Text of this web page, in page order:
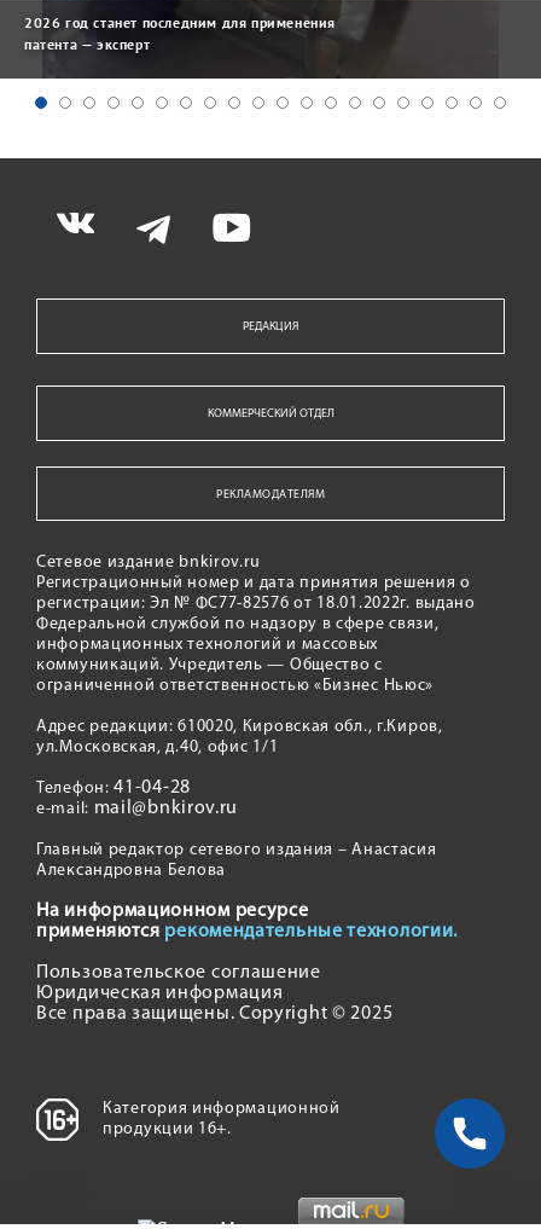
2026 год станет последним для применения
патента — эксперт
РЕДАКЦИЯ
КОММЕРЧЕСКИЙ ОТДЕЛ
РЕКЛАМОДАТЕЛЯМ
Сетевое издание bnkirov.ru
Регистрационный номер и дата принятия решения о
регистрации: Эл № ФС77-82576 от 18.01.2022г. выдано
Федеральной службой по надзору в сфере связи,
информационных технологий и массовых
коммуникаций. Учредитель — Общество с
ограниченной ответственностью «Бизнес Ньюс»
Адрес редакции: 610020, Кировская обл., г.Киров,
ул.Московская, д.40, офис 1/1
Телефон:41-04-28
e-mail: mail@bnkirov.ru
Главный редактор сетевого издания – Анастасия
Александровна Белова
На информационном ресурсе
применяются рекомендательные технологии.
Пользовательское соглашение
Юридическая информация
Все права защищены. Copyright © 2025
Категория информационной
продукции 16+.